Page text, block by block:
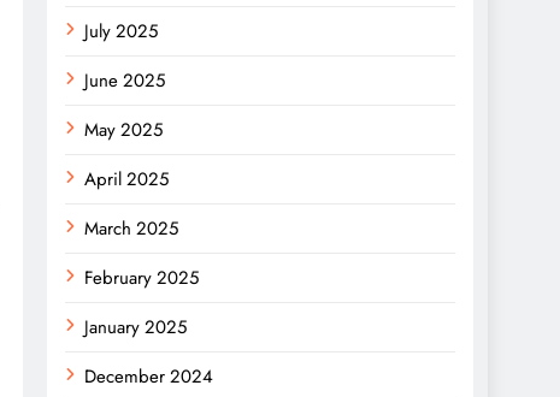
July 2025
June 2025
May 2025
April 2025
March 2025
February 2025
January 2025
December 2024